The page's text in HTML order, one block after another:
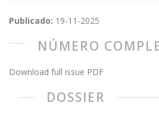
Publicado: 19-11-2025
NÚMERO
Download full issue PDF
DOSSIER